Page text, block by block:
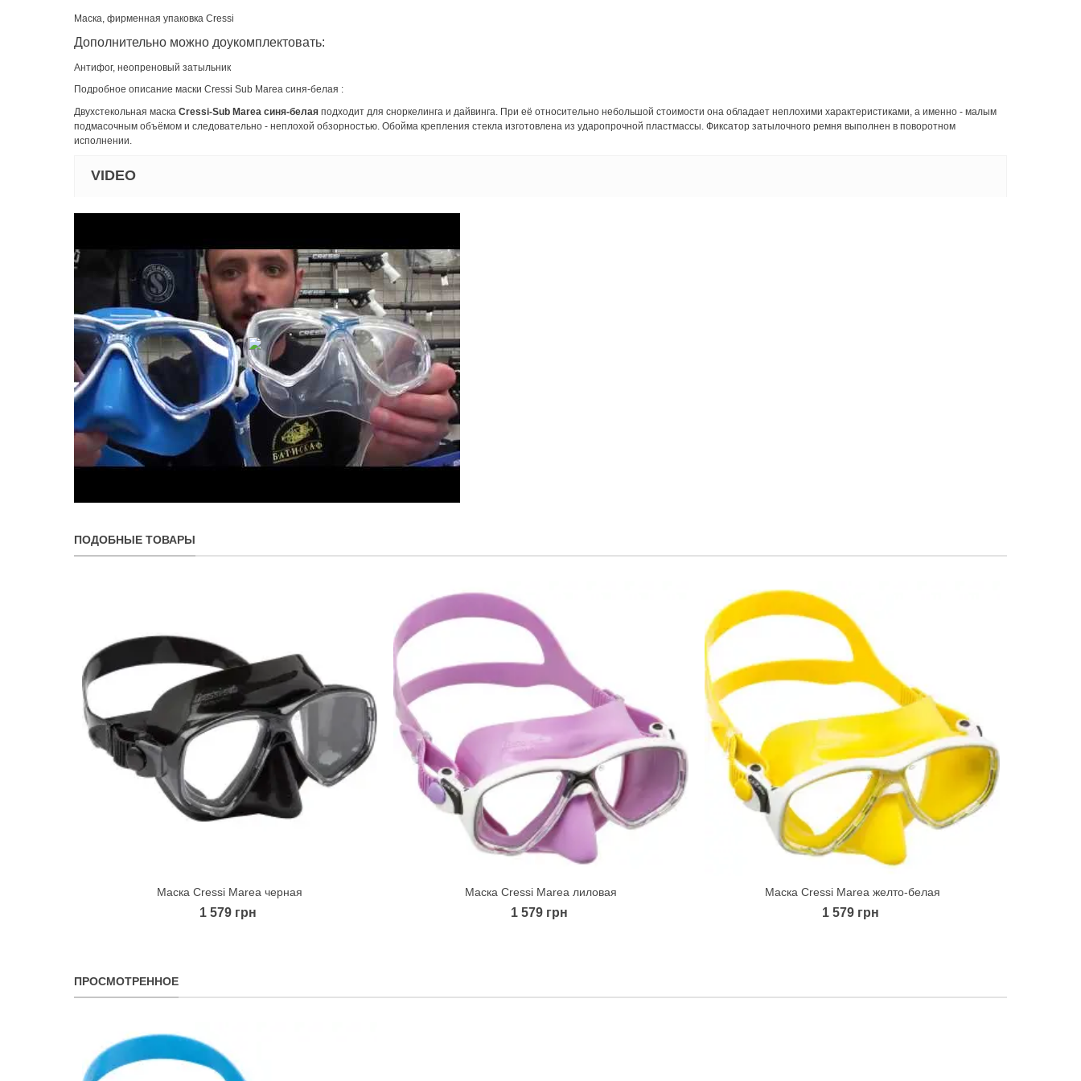
Маска, фирменная упаковка Cressi
Дополнительно можно доукомплектовать:
Антифог, неопреновый затыльник
Подробное описание маски Cressi Sub Marea синя-белая :
Двухстекольная маска Cressi-Sub Marea синя-белая подходит для сноркелинга и дайвинга. При её относительно небольшой стоимости она обладает неплохими характеристиками, а именно - малым
подмасочным объёмом и следовательно - неплохой обзорностью. Обойма крепления стекла изготовлена из ударопрочной пластмассы. Фиксатор затылочного ремня выполнен в поворотном
исполнении.
VIDEO
ПОДОБНЫЕ ТОВАРЫ
Quick view
Маска Cressi Marea черная
1 579 грн
Quick view
Маска Cressi Marea лиловая
1 579 грн
Quick view
Маска Cressi Marea желто-белая
1 579 грн
ПРОСМОТРЕННОЕ